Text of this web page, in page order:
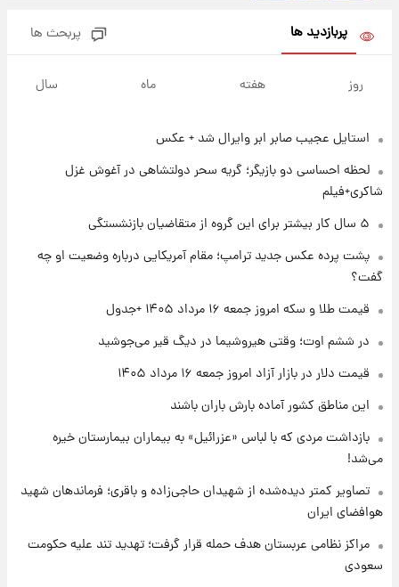
روزها پربارش‌تر خواهند بود؟
۱ روز پیش
شد؛ تیکدری، محبی و سرگیف با اعداد ویژه
۱ روز پیش
شد+فیلم
۱ روز پیش
تغییر تند قیمت محصولات ایران‌خودرو و سایپا
امروز پنجشنبه ۱۵ مرداد ۱۴۰۵ +جدول
قیمت طلا و سکه امروز پنجشنبه ۱۵ مرداد ۱۴۰۵
شارژ جدید کالابرگ برای سه دهک؛ جزئیات اعلام
پربازدید ها پربحث ها
روز هفته ماه سال
استایل عجیب صابر ابر وایرال شد + عکس
لحظه احساسی دو بازیگر؛ گریه سحر دولتشاهی در آغوش غزل
شاکری+فیلم
۵ سال کار بیشتر برای این گروه از متقاضیان بازنشستگی
پشت پرده عکس جدید ترامپ؛ مقام آمریکایی درباره وضعیت او چه
گفت؟
قیمت طلا و سکه امروز جمعه ۱۶ مرداد ۱۴۰۵ +جدول
در ششم اوت؛ وقتی هیروشیما در دیگ قیر می‌جوشید
قیمت دلار در بازار آزاد امروز جمعه ۱۶ مرداد ۱۴۰۵
این مناطق کشور آماده بارش باران باشند
بازداشت مردی که با لباس «عزرائیل» به بیماران بیمارستان خیره
می‌شد!
تصاویر کمتر دیده‌شده از شهیدان حاجی‌زاده و باقری؛ فرماندهان شهید
هوافضای ایران
مراکز نظامی عربستان هدف حمله قرار گرفت؛ تهدید تند علیه حکومت
سعودی